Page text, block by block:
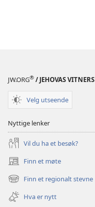
JW.ORG® / JEHOVAS
Velg utseende
Nyttige lenker
Vil du ha et besøk?
Finn et møte
(åpner
nytt
vindu)
Finn et regionalt stevne
(åpner
nytt
vindu)
Hva er nytt